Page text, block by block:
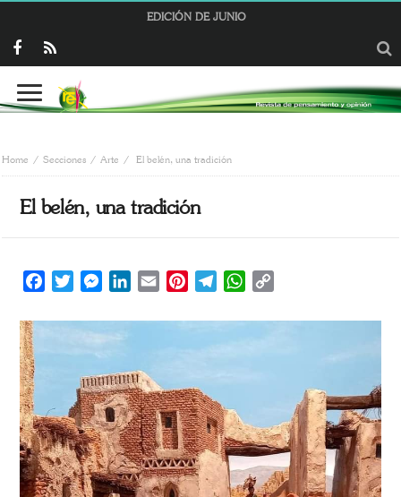
EDICIÓN DE JUNIO
Home Secciones Arte El belén, una tradición
El belén, una tradición
FacebookTwitterMessengerLinkedIn
Email PinterestTelegramWhatsApp